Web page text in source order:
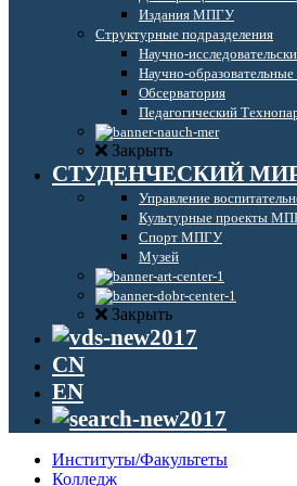
Издания МПГУ
Структурные подразделения
Научно-
Научно-образовательные
Обсерватория
Педагогический
Закрыть
СТУДЕНЧЕСКИЙ
Управление
Культурные проекты
Спорт МПГУ
Музей
Закрыть
CN
EN
Институты/Факультеты
Колледж